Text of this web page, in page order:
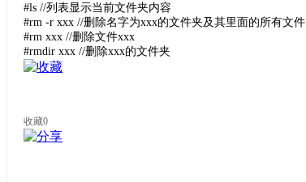
#ls //列表显示当前文件夹内容
#rm -r xxx //删除名字为xxx的文件夹及其里面的所有文件
#rm xxx //删除文件xxx
#rmdir xxx //删除xxx的文件夹
收藏0